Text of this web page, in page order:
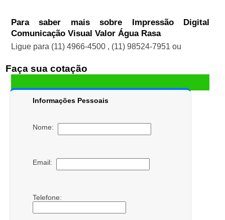
Para saber mais sobre Impressão Digital
Comunicação Visual Valor Água Rasa
Ligue para (11) 4966-4500 , (11) 98524-7951 ou
Faça sua cotação
Informações Pessoais
Nome:
Email:
Telefone: